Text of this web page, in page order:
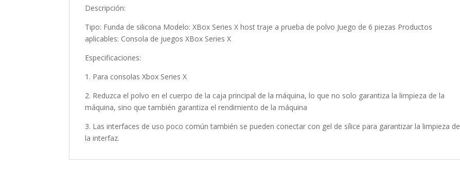
Descripción:
Tipo: Funda de silicona Modelo: XBox Series X host traje a prueba de polvo Juego de 6 piezas Productos
aplicables: Consola de juegos XBox Series X
Especificaciones:
1. Para consolas Xbox Series X
2. Reduzca el polvo en el cuerpo de la caja principal de la máquina, lo que no solo garantiza la limpieza de la
máquina, sino que también garantiza el rendimiento de la máquina
3. Las interfaces de uso poco común también se pueden conectar con gel de sílice para garantizar la limpieza de
la interfaz.